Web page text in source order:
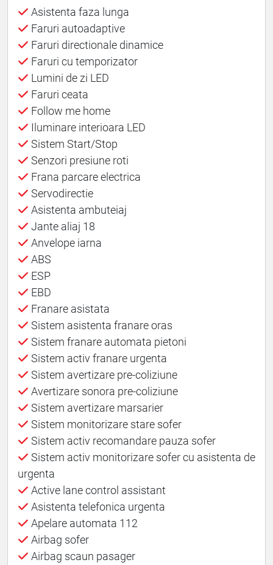
Asistenta faza lunga
Faruri autoadaptive
Faruri directionale dinamice
Faruri cu temporizator
Lumini de zi LED
Faruri ceata
Follow me home
Iluminare interioara LED
Sistem Start/Stop
Senzori presiune roti
Frana parcare electrica
Servodirectie
Asistenta ambuteiaj
Jante aliaj 18
Anvelope iarna
ABS
ESP
EBD
Franare asistata
Sistem asistenta franare oras
Sistem franare automata pietoni
Sistem activ franare urgenta
Sistem avertizare pre-coliziune
Avertizare sonora pre-coliziune
Sistem avertizare marsarier
Sistem monitorizare stare sofer
Sistem activ recomandare pauza sofer
Sistem activ monitorizare sofer cu asistenta de
urgenta
Active lane control assistant
Asistenta telefonica urgenta
Apelare automata 112
Airbag sofer
Airbag scaun pasager